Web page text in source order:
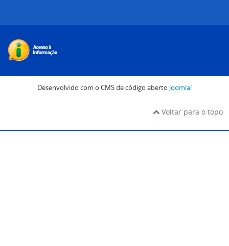
Desenvolvido com o CMS de código aberto Joomla!
Voltar para o topo